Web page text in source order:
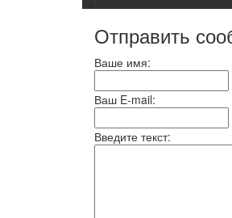
Отправить
Ваше имя:
Ваш E-mail:
Введите текст: